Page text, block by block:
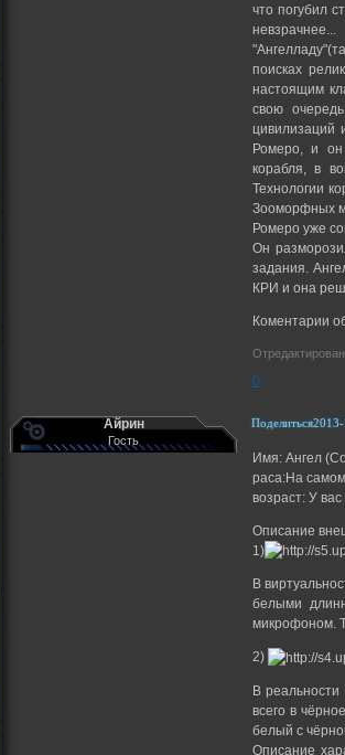
что погубил
невзрачнее...
поисках
настоящим
свою
цивилизаций
Ромеро, и он
корабля, в
Технологии
Зооморфных
Ромеро уже
Он
задания.
КРИ и она
Коментарии
0
Поделиться
Айрин
Гость
Имя: Ангел
раса:На
возраст: У
Описание
1)
В
белыми
микрофоном.
2)
В
всего в
белый с
Описание